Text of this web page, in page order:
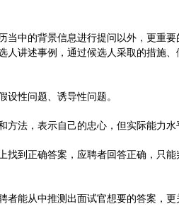
当中的背景信息进行提问以外，更重
讲述事例，通过候选人采取的措施
性问题、诱导性问题。
法，表示自己的忠心，但实际能力水
到正确答案，应聘者回答正确，只能
者能从中推测出面试官想要的答案，